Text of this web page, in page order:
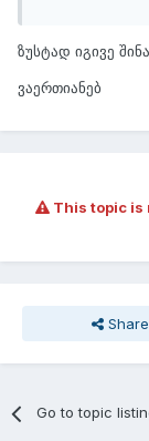
ზუსტად იგივე
ვაერთიანებ
This topic is
Share
Go to topic